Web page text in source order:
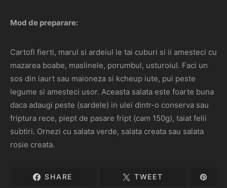
Mod de preparare:
Cartofi fierti, marul si ardeiul le tai cuburi si ii amesteci cu
mazarea boabe, maslinele, porumbul, usturoiul. Faci un
sos din iaurt sau maioneza si kcheup iute, pui peste
legume si amesteci usor. Aceasta salata este foarte buna
daca adaugi peste (sardele) in ulei dintr-o conserva sau
friptura rece, piept de pasare fript (cam 150g), taiat felii
subtiri. Ornezi cu salata verde, salata creata sau salata
rosie creata.
SHARE TWEET